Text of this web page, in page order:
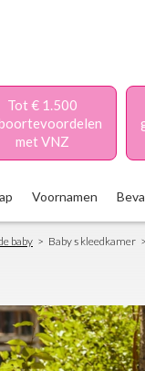
Tot € 1.500
met VNZ
Voornamen
baby Baby s kleedkamer